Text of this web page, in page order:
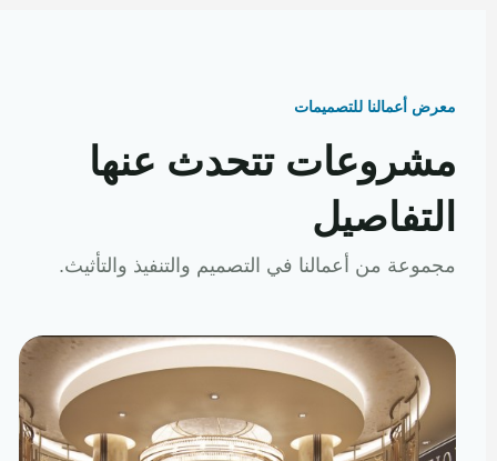
معرض أعمالنا للتصميمات
مشروعات تتحدث عنها
التفاصيل
مجموعة من أعمالنا في التصميم والتنفيذ والتأثيث.